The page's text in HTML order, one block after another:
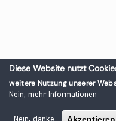
Diese Website nutzt
weitere Nutzung unserer
Nein, mehr Informationen
Nein, danke